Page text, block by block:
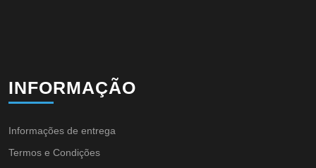
INFORMAÇÃO
Informações de entrega
Termos e Condições